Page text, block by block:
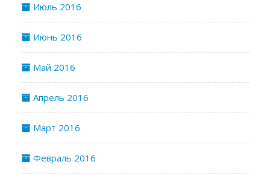
Июль 2016
Июнь 2016
Май 2016
Апрель 2016
Март 2016
Февраль 2016